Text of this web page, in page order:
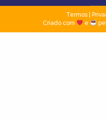
Termos|
Criado com
e